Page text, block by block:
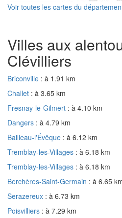
Voir toutes les cartes du
Villes aux
Clévilliers
Briconville : à 1.91 km
Challet : à 3.65 km
Fresnay-le-Gilmert : à 4.10 km
Dangers : à 4.79 km
Bailleau-l'Évêque : à 6.12 km
Tremblay-les-Villages : à 6.18 km
Tremblay-les-Villages : à 6.18 km
Berchères-Saint-Germain : à 6.65
Serazereux : à 6.73 km
Poisvilliers : à 7.29 km